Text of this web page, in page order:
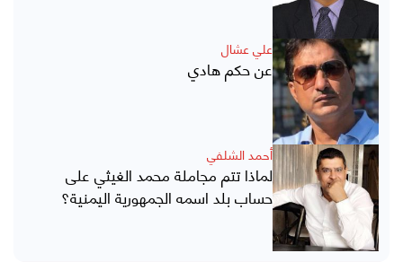
علي عشال
عن حكم هادي
أحمد الشلفي
لماذا تتم مجاملة محمد الغيثي على
حساب بلد اسمه الجمهورية اليمنية؟